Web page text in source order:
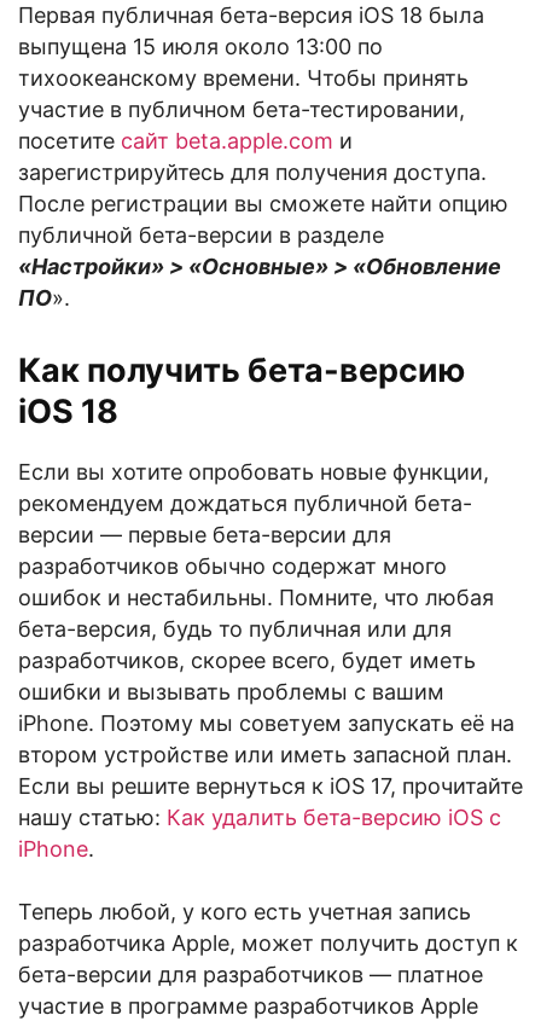
Первая публичная бета-версия iOS 18 была
выпущена 15 июля около 13:00 по
тихоокеанскому времени. Чтобы принять
участие в публичном бета-тестировании,
посетите сайт beta.apple.com и
зарегистрируйтесь для получения доступа.
После регистрации вы сможете найти опцию
публичной бета-версии в разделе
«Настройки» > «Основные» > «Обновление
ПО».
Как получить бета-версию
iOS 18
Если вы хотите опробовать новые функции,
рекомендуем дождаться публичной бета-
версии — первые бета-версии для
разработчиков обычно содержат много
ошибок и нестабильны. Помните, что любая
бета-версия, будь то публичная или для
разработчиков, скорее всего, будет иметь
ошибки и вызывать проблемы с вашим
iPhone. Поэтому мы советуем запускать её на
втором устройстве или иметь запасной план.
Если вы решите вернуться к iOS 17, прочитайте
нашу статью: Как удалить бета-версию iOS с
iPhone.
Теперь любой, у кого есть учетная запись
разработчика Apple, может получить доступ к
бета-версии для разработчиков — платное
участие в программе разработчиков Apple